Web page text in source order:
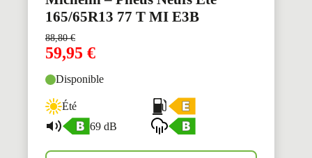
165/65R13 77 T MI E3B
88,80€
59,95 €
Disponible
Été
69 dB